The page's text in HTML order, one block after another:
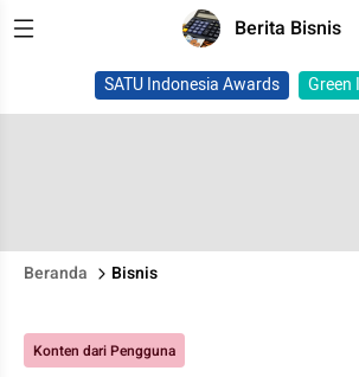
Berita Bisnis
SATU Indonesia Awards Green
Beranda Bisnis
Konten dari Pengguna